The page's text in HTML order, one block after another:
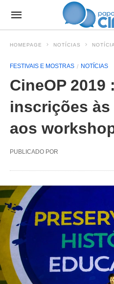
HOMEPAGE NOTÍCIAS
FESTIVAIS E MOSTRAS NOTÍCIAS
CineOP 2019
inscrições
aos
PUBLICADO POR